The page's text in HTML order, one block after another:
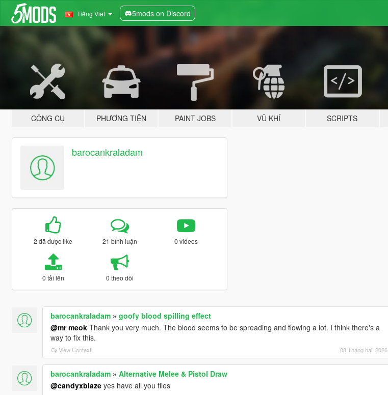
Tiếng Việt 5mods on Discord
CÔNG CỤ PHƯƠNG TIỆN PAINT JOBS VŨ KHÍ SCRIPTS
barocankraladam
2 đã được like 21 bình luận 0 videos
0 tải lên 0 theo dõi
barocankraladam» goofy blood spilling effect
@mr meokThank you very much. The blood seems to be spreading and flowing a lot. I think there's a
way to fix this.
View Context 08 Tháng hai, 2026
barocankraladam» Alternative Melee & Pistol Draw
@candyxblazeyes have all you files